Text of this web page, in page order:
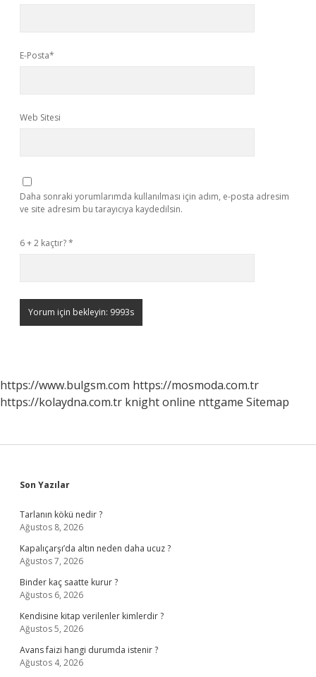
E-Posta*
Web Sitesi
Daha sonraki yorumlarımda kullanılması için adım, e-posta adresim
ve site adresim bu tarayıcıya kaydedilsin.
6 + 2 kaçtır?*
https://www.bulgsm.com https://mosmoda.com.tr
https://kolaydna.com.tr knight online nttgame Sitemap
Sidebar
Son Yazılar
Tarlanın kökü nedir ?
Ağustos 8, 2026
Kapalıçarşı’da altın neden daha ucuz ?
Ağustos 7, 2026
Binder kaç saatte kurur ?
Ağustos 6, 2026
Kendisine kitap verilenler kimlerdir ?
Ağustos 5, 2026
Avans faizi hangi durumda istenir ?
Ağustos 4, 2026